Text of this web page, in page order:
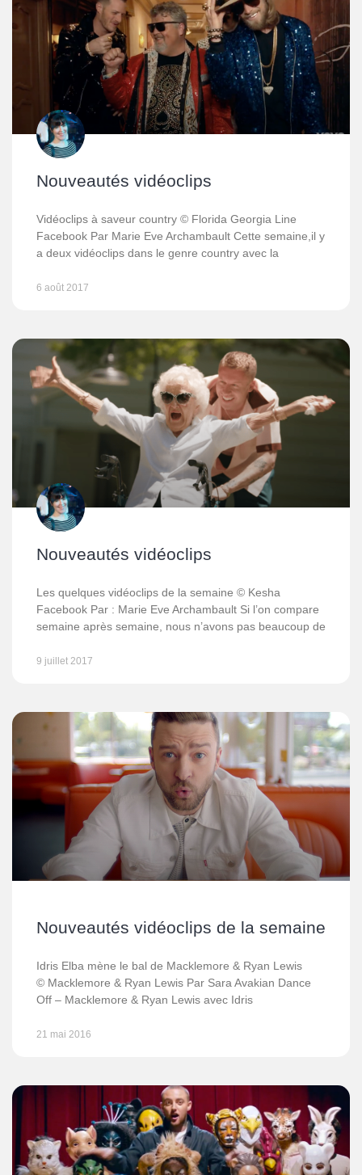
Nouveautés vidéoclips
Vidéoclips à saveur country © Florida Georgia Line
Facebook Par Marie Eve Archambault Cette semaine,il y
a deux vidéoclips dans le genre country avec la
6 août 2017
Nouveautés vidéoclips
Les quelques vidéoclips de la semaine © Kesha
Facebook Par : Marie Eve Archambault Si l’on compare
semaine après semaine, nous n’avons pas beaucoup de
9 juillet 2017
Nouveautés vidéoclips de la semaine
Idris Elba mène le bal de Macklemore & Ryan Lewis
© Macklemore & Ryan Lewis Par Sara Avakian Dance
Off – Macklemore & Ryan Lewis avec Idris
21 mai 2016